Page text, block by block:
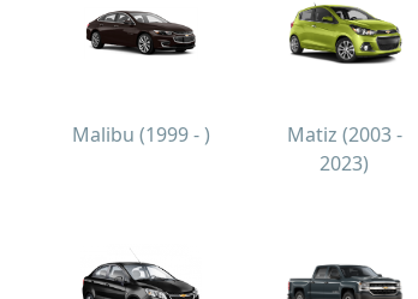
Malibu (1999 - )
Matiz (2003 -
2023)